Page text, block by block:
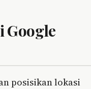
Google
posisikan lokasi